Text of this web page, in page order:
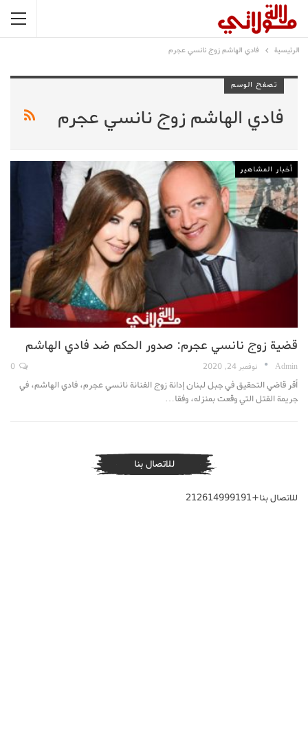
الرئيسية فادي الهاشم زوج نانسي عجرم
تصفح الوسم
فادي الهاشم زوج نانسي عجرم
أخبار المشاهير
قضية زوج نانسي عجرم: صدور الحكم ضد فادي الهاشم
Admin نوفمبر 24, 2020
أقر قاضي التحقيق في جبل لبنان إدانة زوج الفنانة نانسي عجرم، فادي الهاشم، في
جريمة القتل التي وقعت بمنزله، وفقا…
للاتصال بنا
للاتصال بنا+212614999191